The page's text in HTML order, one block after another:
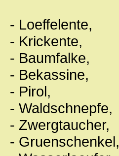
- Loeffelente,
- Krickente,
- Baumfalke,
- Bekassine,
- Pirol,
- Waldschnepfe,
- Zwergtaucher,
- Gruenschenkel,